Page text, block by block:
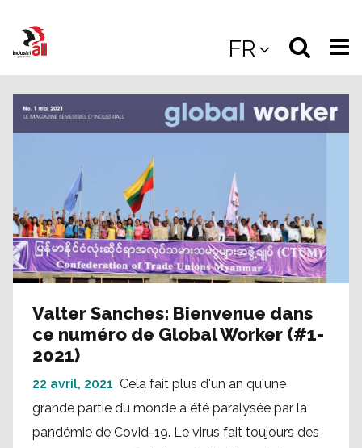
main
FR
Select
the
site
Valter Sanches: Bienvenue dans
ce numéro de Global Worker (#1-
2021)
22 avril, 2021 Cela fait plus d'un an qu'une
grande partie du monde a été paralysée par la
pandémie de Covid-19. Le virus fait toujours des